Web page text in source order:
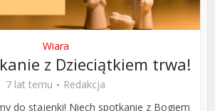
Wiara
z Dzieciątkiem trwa!
7 lat temu
Redakcja
do stajenki! Niech spotkanie z Bogiem